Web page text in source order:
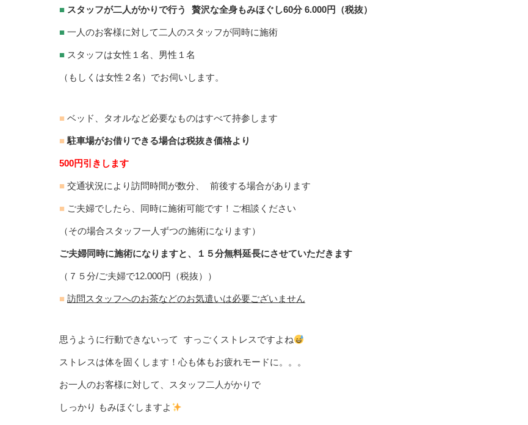
■ スタッフが二人がかりで行う 贅沢な全身もみほぐし60分 6.000円（税抜）
■ 一人のお客様に対して二人のスタッフが同時に施術
■ スタッフは女性１名、男性１名
（もしくは女性２名）でお伺いします。
■ ベッド、タオルなど必要なものはすべて持参します
■ 駐車場がお借りできる場合は税抜き価格より
500円引きします
■ 交通状況により訪問時間が数分、 前後する場合があります
■ ご夫婦でしたら、同時に施術可能です！ご相談ください
（その場合スタッフ一人ずつの施術になります）
ご夫婦同時に施術になりますと、１５分無料延長にさせていただきます
（７５分/ご夫婦で12.000円（税抜））
■ 訪問スタッフへのお茶などのお気遣いは必要ございません
思うように行動できないって すっごくストレスですよね
ストレスは体を固くします！心も体もお疲れモードに。。。
お一人のお客様に対して、スタッフ二人がかりで
しっかり もみほぐしますよ